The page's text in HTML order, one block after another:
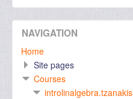
NAVIGATION
Home
Site pages
Courses
introlinalgebra.tzanakis